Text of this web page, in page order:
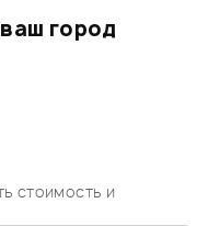
город
стоимость и